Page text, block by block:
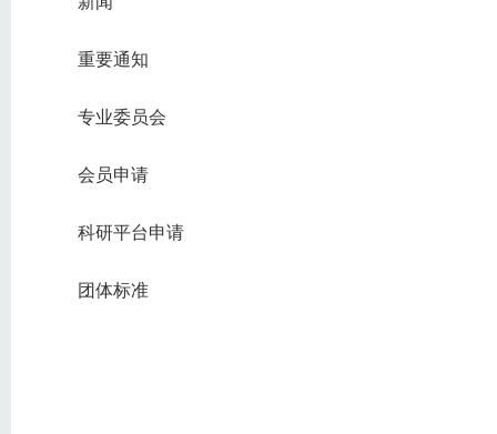
重要通知
专业委员会
会员申请
科研平台申请
团体标准